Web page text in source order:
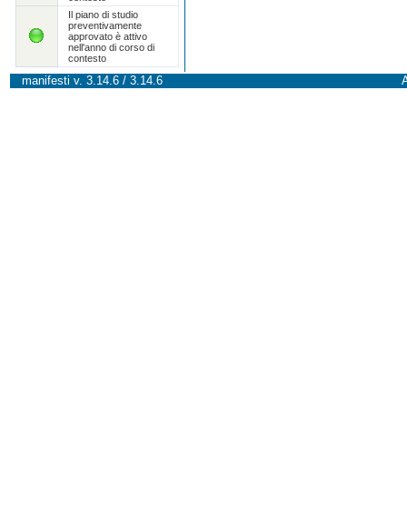
Il piano di studio
preventivamente
approvato è attivo
nell'anno di corso di
contesto
manifesti v. 3.14.6 / 3.14.6